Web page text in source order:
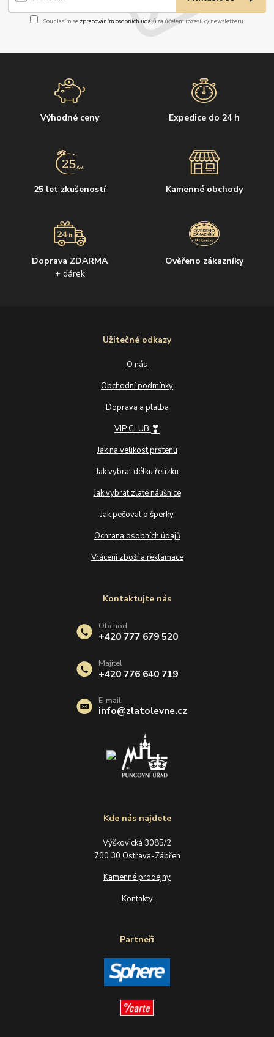
Souhlasím se zpracováním osobních údajůza účelem rozesílky newsletteru.
Výhodné ceny Expedice do 24 h
25 let zkušeností Kamenné obchody
Doprava ZDARMA
+ dárek
Ověřeno zákazníky
Užitečné odkazy
O nás
Obchodní podmínky
Doprava a platba
VIP CLUB ❣
Jak na velikost prstenu
Jak vybrat délku řetízku
Jak vybrat zlaté náušnice
Jak pečovat o šperky
Ochrana osobních údajů
Vrácení zboží a reklamace
Kde nás najdete
Výškovická 3085/2
700 30 Ostrava-Zábřeh
Kamenné prodejny
Kontakty
Partneři
Kontaktujte nás
Obchod
+420 777 679 520
Majitel
+420 776 640 719
E-mail
info@zlatolevne.cz